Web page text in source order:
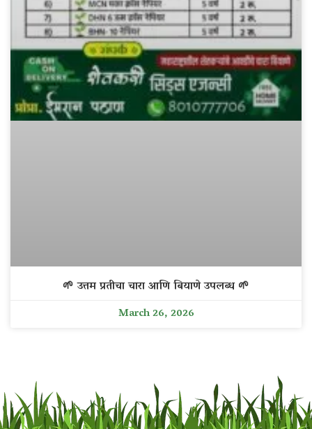
🌱 उत्तम प्रतीचा चारा आणि बियाणे उपलब्ध 🌱
March 26, 2026